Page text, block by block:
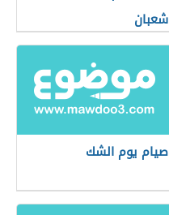
شعبان
صيام يوم الشك